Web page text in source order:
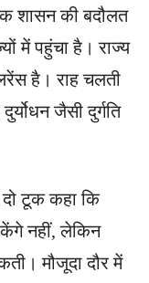
शासन की बदौलत
में पहुंचा है। राज्य
है। राह चलती
जैसी दुर्गति
टूक कहा कि
नहीं, लेकिन
मौजूदा दौर में